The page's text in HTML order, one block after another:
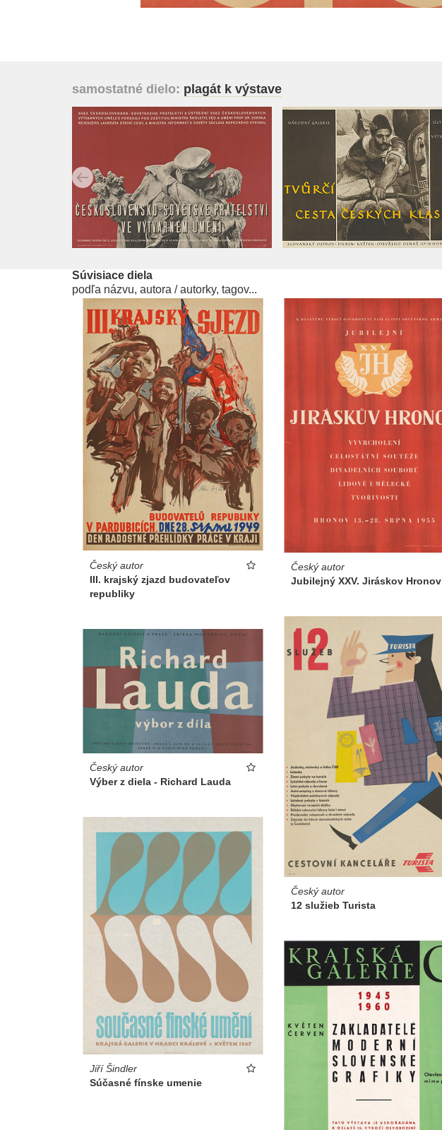
samostatné dielo: plagát k výstave
Súvisiace diela
podľa názvu, autora / autorky, tagov...
Český autor
III. krajský zjazd budovateľov
republiky
Český autor
Jubilejný XXV. Jiráskov Hronov
Český autor
12 služieb Turista
Český autor
Výber z diela - Richard Lauda
Jiří Šindler
Súčasné fínske umenie